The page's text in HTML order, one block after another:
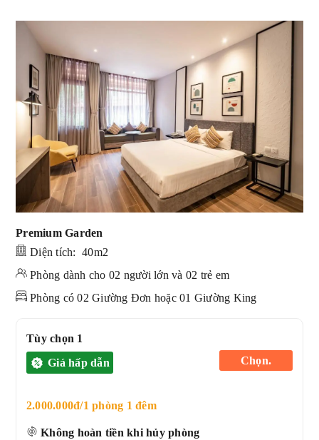
Premium Garden
Diện tích: 40m2
Phòng dành cho 02 người lớn và 02 trẻ em
Phòng có 02 Giường Đơn hoặc 01 Giường King
Tùy chọn 1
Giá hấp dẫn
2.000.000đ/1 phòng 1 đêm
Không hoàn tiền khi hủy phòng
Chọn.